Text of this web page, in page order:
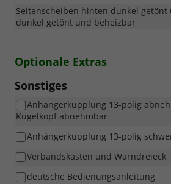
Seitenscheiben hinten dunkel getönt
dunkel getönt und beheizbar
Optionale Extras
Sonstiges
Anhängerkupplung 13-polig
Kugelkopf abnehmbar
Anhängerkupplung 13-polig
Verbandskasten und Warndreieck
deutsche Bedienungsanleitung